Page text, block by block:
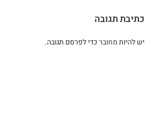
כתיבת תגובה
יש להיותמחוברכדי לפרסם תגובה.